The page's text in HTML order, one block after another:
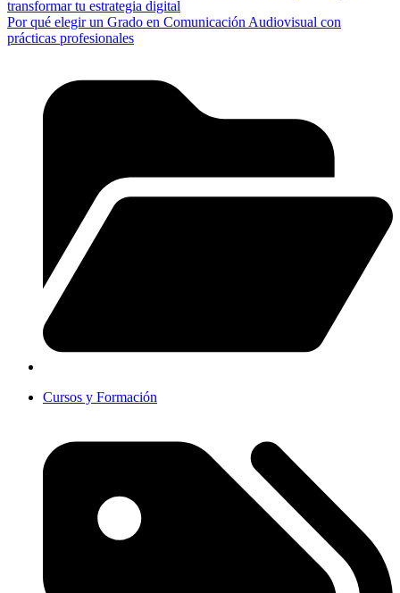
transformar tu estrategia digital
Por qué elegir un Grado en Comunicación Audiovisual con
prácticas profesionales
Cursos y Formación